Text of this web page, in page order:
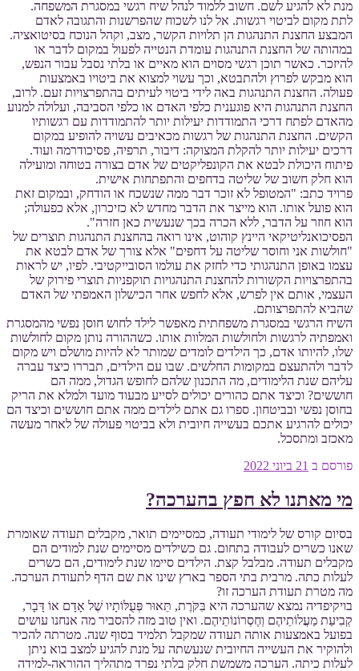
מנת לא להגיע לשם. חשוב ללמוד לנהל שיח רגשי במסגרת המשפחה.
לתת מקום לביטוי רגשות. אל לנו לשכוח שהפרשנות והתגובה לאדם
המבצע החצנת התנהגות הן תלויות הקשר, מצב, וקהל הנוכח בסיטואציה.
במהותה של החצנת התנהגות עומדת הנטייה לפעול במקום לדבר או
להיזכר. כאשר תוכן רגשי מסוים הוא מאיים או בלתי נסבל עבור הנפש,
הוא מבקש לפרוץ ולהתבטא, וכך עשוי למצוא את ביטויו באמצעות
פעולה. החצנת התנהגות באה לידי ביטוי לעיתים בהתפרצויות זעם. לרוב,
החצנת התנהגות היא פוגענית כלפי האדם או כלפי הסביבה, ועלולה למנוע
מהאדם לפתח דרכי התמודדות יעילות יותר להתמודדות עם רגשותיו
הקשים. החצנת התנהגות של רגשות מכאיבים עשויה להופיע במקום
דרכים יעילות יותר להקלת המצוקה: דיבור, תרפיה, פסיכודרמה ועוד.
פיתוח היכולת לבטא את הקונפליקטים של אדם בצורה בטוחה ומועילה
הוא חלק חשוב של שליטה בדחפים והתפתחות אישית.
פרויד כתב: "המטופל לא זוכר דבר ממה שנשכח או הודחק, ובמקום זאת
הוא פועל אותו. הוא מייצר את הדבר מחדש לא כזיכרון, אלא כפעולה;
הוא חוזר על הדבר, ללא הכרה בכך שנעשית כאן חזרה".
הפסיכואנליטיקאי היינץ קוהוט, אינו רואה בהחצנת התנהגות תוצרים של
"חולשות אני וחוסר שליטה על דחפים" אלא צורך של אדם לבטא את
עצמו באופן התנהגותי כדי לחזק את עולמו הסובייקטיבי. לפיו, יש לראות
בהתפרצויות הקשורות להחצנת התנהגויות תוקפניות תוצרי פירוק של
העצמי, אותם אין לפרש, אלא לחפש אחר הכישלון האמפתי של האדם
שהביא להתפרצותם.
השיח הרגשי במסגרת משפחתית מאפשר לילד לחוש חוסן נפשי מהמסגרת
ואמפתיה לרגשות ולחולשות המלוות אותו. כשההורה נותן מקום לחולשות
שלו, להיותו אדם, כך הילדים לומדים שמותר לא להיות מושלם ויש מקום
לדבר ולהתעצם במקומות החלשים. שבו עם הילדים, תבררו כיצד עברה
עליהם שנת הלימודים, מה התכנון שלהם לחופש הגדול, ממה הם
חוששים? וכיצד אתם כהורים יכולים לסייע מבעוד מועד ולמלא את הריק
בחוסן נפשי ובביטחון. ספרו גם אתם לילדים ממה אתם חוששים וכיצד הם
יכולים להרגיע אתכם בעשייה חיובית ולא בביטוי פעולה של לאחר מעשה
מאכזב ומתסכל.
פורסם ב 21 ביוני 2022
מי מאתנו לא חפץ בהערכה?
בסיום קורס של לימודי תעודה, כמסיימים תואר, מקבלים תעודה שאומרת
שאנו כשרים לעבודה בתחום. גם כשילדים מסיימים שנת למודים הם
מקבלים תעודה. מבלבל קצת. הילדים סיימו שנת לימודים, הם כשרים
לעלות כתה. מרבית בתי הספר בארץ שינו את שם הדף לתעודת הערכה.
מה מטרת תעודת הערכה זו?
בויקיפדיה נמצא שהערכה היא בִּקֹּרֶת, תֵּאוּר פְּעֻלּוֹתָיו שֶׁל אָדָם אוֹ דָּבָר,
קְבִיעַת מַעֲלוֹתֵיהֶם וְחֶסְרוֹנוֹתֵיהֶם. ואין טוב מזה להסביר מה אנחנו עושים
בפועל באמצעות אותה תעודה שמקבל תלמיד בסוף שנה. מטרתה להכיר
ולהוקיר את העשייה החיובית שנעשתה על מנת להגיע למצב בוא ניתן
לעלות כיתה. הערכה משמשת חלק בלתי נפרד מתהליך ההוראה-למידה